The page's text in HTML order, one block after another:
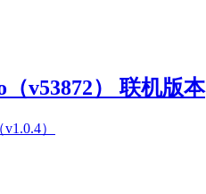
v53872） 联机版本